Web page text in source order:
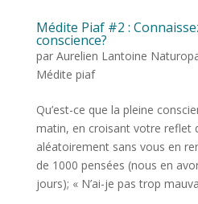
Médite Piaf #2 :
conscience?
par Aurelien Lantoine
Médite piaf
Qu’est-ce que la pleine
matin, en croisant votre reflet
aléatoirement sans vous en
de 1000 pensées (nous en
jours); « N’ai-je pas trop